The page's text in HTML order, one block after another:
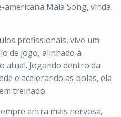
Maia Song, vinda
profissionais, vive um
de jogo, alinhado à
atual. Jogando dentro da
e acelerando as bolas, ela
treinado.
entra mais nervosa,